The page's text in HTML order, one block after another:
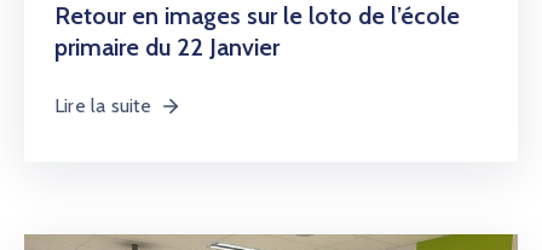
Retour en images sur le loto de l’école
primaire du 22 Janvier
Lire la suite